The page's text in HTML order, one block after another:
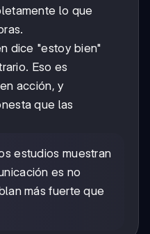
lo que
dice "estoy bien"
Eso es
acción, y
que las
estudios muestran
es no
más fuerte que